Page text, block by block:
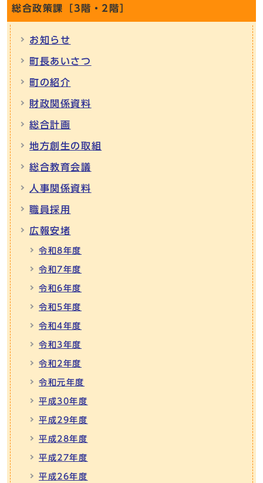
総合政策課［3階・2階］
お知らせ
町長あいさつ
町の紹介
財政関係資料
総合計画
地方創生の取組
総合教育会議
人事関係資料
職員採用
広報安堵
令和8年度
令和7年度
令和6年度
令和5年度
令和4年度
令和3年度
令和2年度
令和元年度
平成30年度
平成29年度
平成28年度
平成27年度
平成26年度